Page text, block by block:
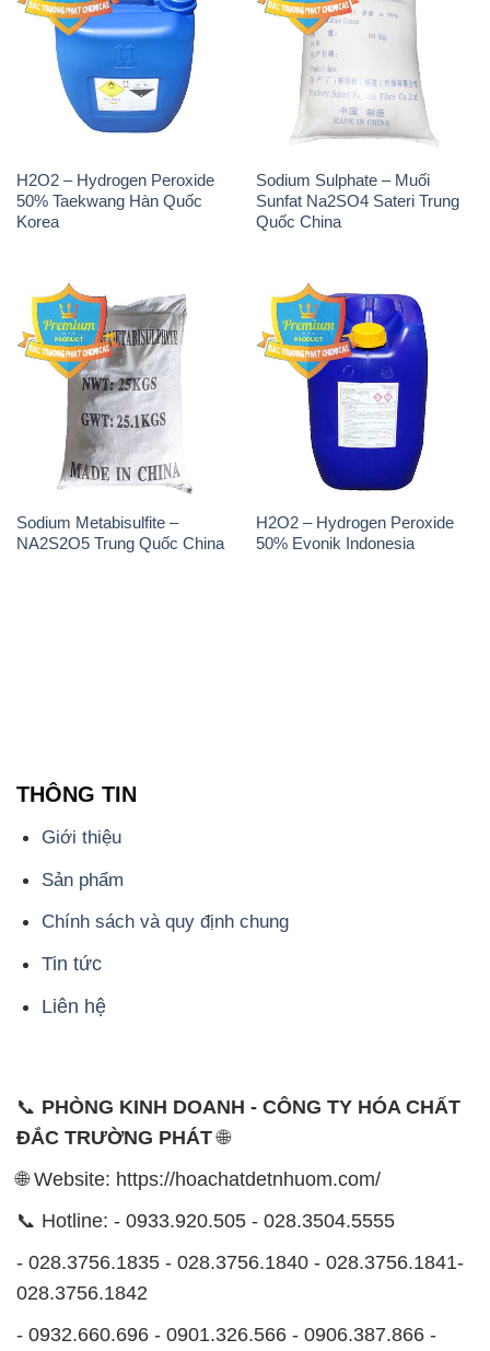
H2O2 – Hydrogen Peroxide
50% Taekwang Hàn Quốc
Korea
Sodium Sulphate – Muối
Sunfat Na2SO4 Sateri Trung
Quốc China
Sodium Metabisulfite –
NA2S2O5 Trung Quốc China
H2O2 – Hydrogen Peroxide
50% Evonik Indonesia
THÔNG TIN
Giới thiệu
Sản phẩm
Chính sách và quy định chung
Tin tức
Liên hệ
📞 PHÒNG KINH DOANH - CÔNG TY HÓA CHẤT
ĐẮC TRƯỜNG PHÁT🌐
🌐 Website: https://hoachatdetnhuom.com/
📞 Hotline: - 0933.920.505 - 028.3504.5555
- 028.3756.1835 - 028.3756.1840 - 028.3756.1841-
028.3756.1842
- 0932.660.696 - 0901.326.566 - 0906.387.866 -